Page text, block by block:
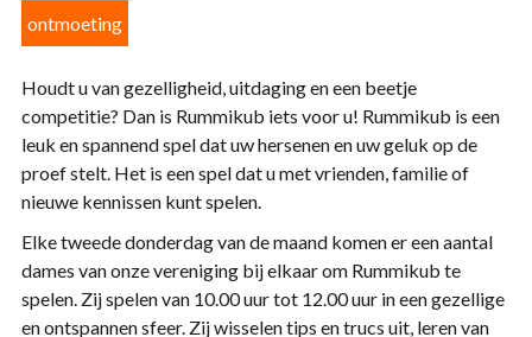
ontmoeting
Houdt u van gezelligheid, uitdaging en een beetje
competitie? Dan is Rummikub iets voor u! Rummikub is een
leuk en spannend spel dat uw hersenen en uw geluk op de
proef stelt. Het is een spel dat u met vrienden, familie of
nieuwe kennissen kunt spelen.
Elke tweede donderdag van de maand komen er een aantal
dames van onze vereniging bij elkaar om Rummikub te
spelen. Zij spelen van 10.00 uur tot 12.00 uur in een gezellige
en ontspannen sfeer. Zij wisselen tips en trucs uit, leren van